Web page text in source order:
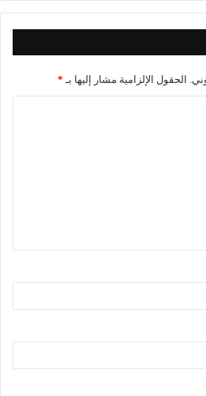
الحقول الإلزامية مشار إليها بـ *